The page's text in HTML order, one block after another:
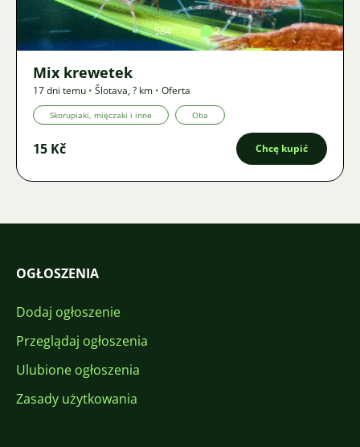
584 2
Mix krewetek
17 dni temu • Šlotava,? km • Oferta
Skorupiaki, mięczaki i inne Oba
15 Kč Chcę kupić
OGŁOSZENIA
Dodaj ogłoszenie
Przeglądaj ogłoszenia
Ulubione ogłoszenia
Zasady użytkowania